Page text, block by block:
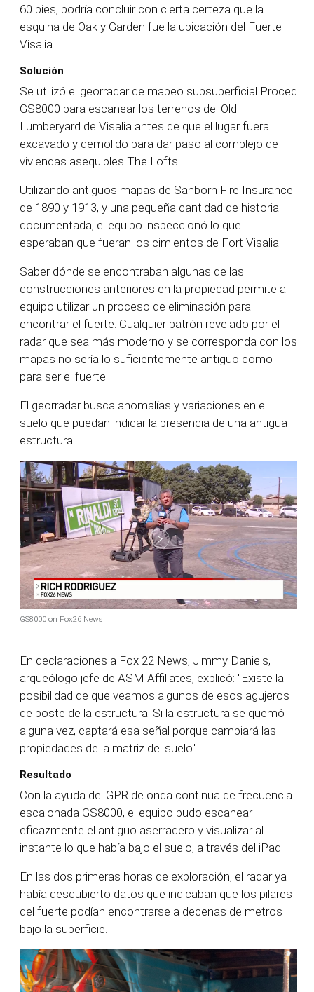
60 pies, podría concluir con cierta certeza que la
esquina de Oak y Garden fue la ubicación del Fuerte
Visalia.
Solución
Se utilizó el georradar de mapeo subsuperficial Proceq
GS8000 para escanear los terrenos del Old
Lumberyard de Visalia antes de que el lugar fuera
excavado y demolido para dar paso al complejo de
viviendas asequibles The Lofts.
Utilizando antiguos mapas de Sanborn Fire Insurance
de 1890 y 1913, y una pequeña cantidad de historia
documentada, el equipo inspeccionó lo que
esperaban que fueran los cimientos de Fort Visalia.
Saber dónde se encontraban algunas de las
construcciones anteriores en la propiedad permite al
equipo utilizar un proceso de eliminación para
encontrar el fuerte. Cualquier patrón revelado por el
radar que sea más moderno y se corresponda con los
mapas no sería lo suficientemente antiguo como
para ser el fuerte.
El georradar busca anomalías y variaciones en el
suelo que puedan indicar la presencia de una antigua
estructura.
GS8000 on Fox26 News
En declaraciones a Fox 22 News, Jimmy Daniels,
arqueólogo jefe de ASM Affiliates, explicó: "Existe la
posibilidad de que veamos algunos de esos agujeros
de poste de la estructura. Si la estructura se quemó
alguna vez, captará esa señal porque cambiará las
propiedades de la matriz del suelo".
Resultado
Con la ayuda del GPR de onda continua de frecuencia
escalonada GS8000, el equipo pudo escanear
eficazmente el antiguo aserradero y visualizar al
instante lo que había bajo el suelo, a través del iPad.
En las dos primeras horas de exploración, el radar ya
había descubierto datos que indicaban que los pilares
del fuerte podían encontrarse a decenas de metros
bajo la superficie.